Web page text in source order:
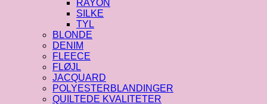
RAYON
SILKE
TYL
BLONDE
DENIM
FLEECE
FLØJL
JACQUARD
POLYESTERBLANDINGER
QUILTEDE KVALITETER